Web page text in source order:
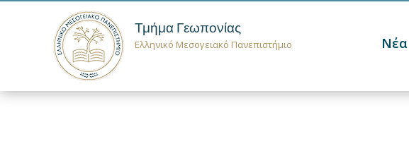
Τμήμα Γεωπονίας
Ελληνικό Μεσογειακό Πανεπιστήμιο Νέα